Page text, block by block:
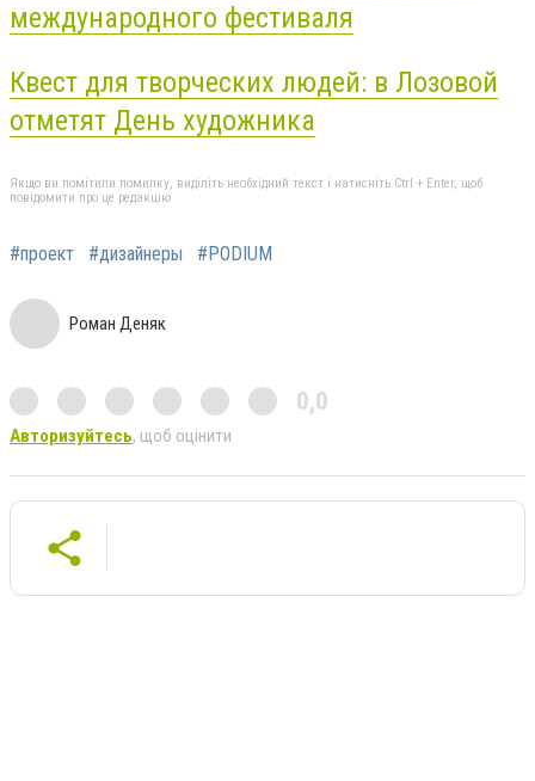
международного фестиваля
Квест для творческих людей: в Лозовой
отметят День художника
Якщо ви помітили помилку, виділіть необхідний текст і натисніть Ctrl + Enter, щоб
повідомити про це редакцію
#проект #дизайнеры #PODIUM
Роман Деняк
0,0
Авторизуйтесь, щоб оцінити